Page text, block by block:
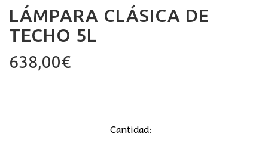
LÁMPARA CLÁSICA DE
TECHO 5L
638,00€
Cantidad: